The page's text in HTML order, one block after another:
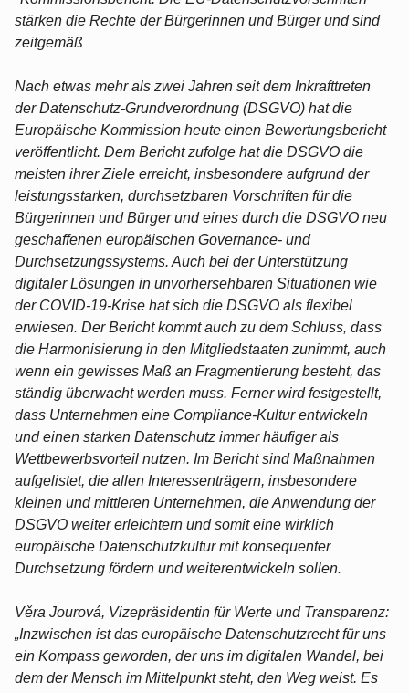
stärken die Rechte der Bürgerinnen und Bürger und sind
zeitgemäß
Nach etwas mehr als zwei Jahren seit dem Inkrafttreten
der Datenschutz-Grundverordnung (DSGVO) hat die
Europäische Kommission heute einen Bewertungsbericht
veröffentlicht. Dem Bericht zufolge hat die DSGVO die
meisten ihrer Ziele erreicht, insbesondere aufgrund der
leistungsstarken, durchsetzbaren Vorschriften für die
Bürgerinnen und Bürger und eines durch die DSGVO neu
geschaffenen europäischen Governance- und
Durchsetzungssystems. Auch bei der Unterstützung
digitaler Lösungen in unvorhersehbaren Situationen wie
der COVID-19-Krise hat sich die DSGVO als flexibel
erwiesen. Der Bericht kommt auch zu dem Schluss, dass
die Harmonisierung in den Mitgliedstaaten zunimmt, auch
wenn ein gewisses Maß an Fragmentierung besteht, das
ständig überwacht werden muss. Ferner wird festgestellt,
dass Unternehmen eine Compliance-Kultur entwickeln
und einen starken Datenschutz immer häufiger als
Wettbewerbsvorteil nutzen. Im Bericht sind Maßnahmen
aufgelistet, die allen Interessenträgern, insbesondere
kleinen und mittleren Unternehmen, die Anwendung der
DSGVO weiter erleichtern und somit eine wirklich
europäische Datenschutzkultur mit konsequenter
Durchsetzung fördern und weiterentwickeln sollen.
Věra Jourová, Vizepräsidentin für Werte und Transparenz:
„Inzwischen ist das europäische Datenschutzrecht für uns
ein Kompass geworden, der uns im digitalen Wandel, bei
dem der Mensch im Mittelpunkt steht, den Weg weist. Es